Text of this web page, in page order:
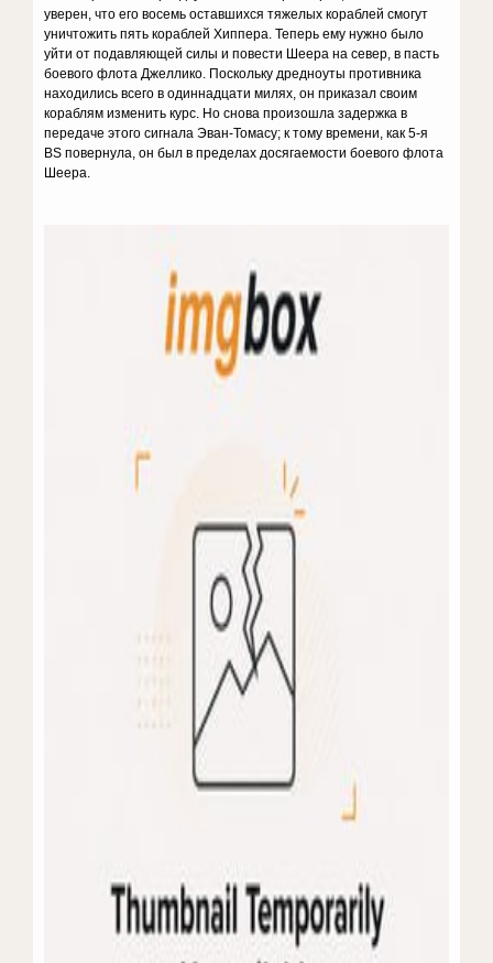
уверен, что его восемь оставшихся тяжелых кораблей смогут
уничтожить пять кораблей Хиппера. Теперь ему нужно было
уйти от подавляющей силы и повести Шеера на север, в пасть
боевого флота Джеллико. Поскольку дредноуты противника
находились всего в одиннадцати милях, он приказал своим
кораблям изменить курс. Но снова произошла задержка в
передаче этого сигнала Эван-Томасу; к тому времени, как 5-я
BS повернула, он был в пределах досягаемости боевого флота
Шеера.